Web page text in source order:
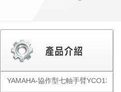
YAMAHA-協作型七軸手臂YCO1300